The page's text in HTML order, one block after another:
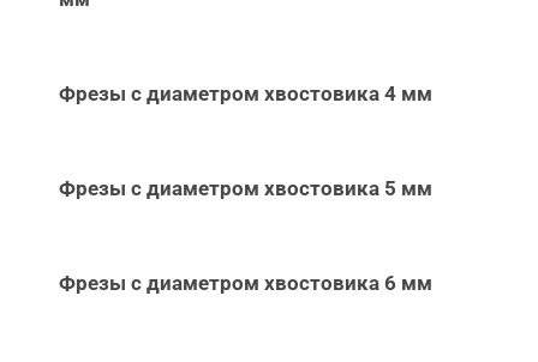
Фрезы с диаметром хвостовика 4 мм
Фрезы с диаметром хвостовика 5 мм
Фрезы с диаметром хвостовика 6 мм